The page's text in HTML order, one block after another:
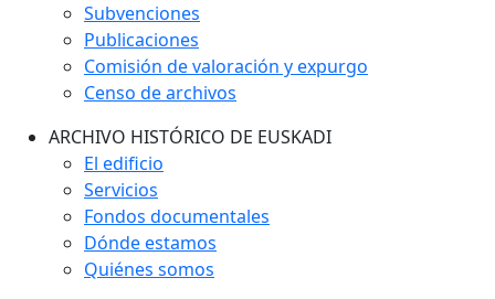
Subvenciones
Publicaciones
Comisión de valoración y expurgo
Censo de archivos
ARCHIVO HISTÓRICO DE EUSKADI
El edificio
Servicios
Fondos documentales
Dónde estamos
Quiénes somos